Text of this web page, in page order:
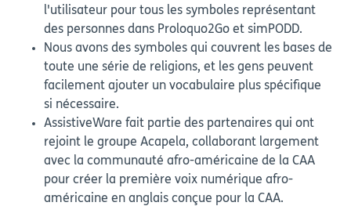
l'utilisateur pour tous les symboles représentant
des personnes dans Proloquo2Go et simPODD.
Nous avons des symboles qui couvrent les bases de
toute une série de religions, et les gens peuvent
facilement ajouter un vocabulaire plus spécifique
si nécessaire.
AssistiveWare fait partie des partenaires qui ont
rejoint le groupe Acapela, collaborant largement
avec la communauté afro-américaine de la CAA
pour créer la première voix numérique afro-
américaine en anglais conçue pour la CAA.